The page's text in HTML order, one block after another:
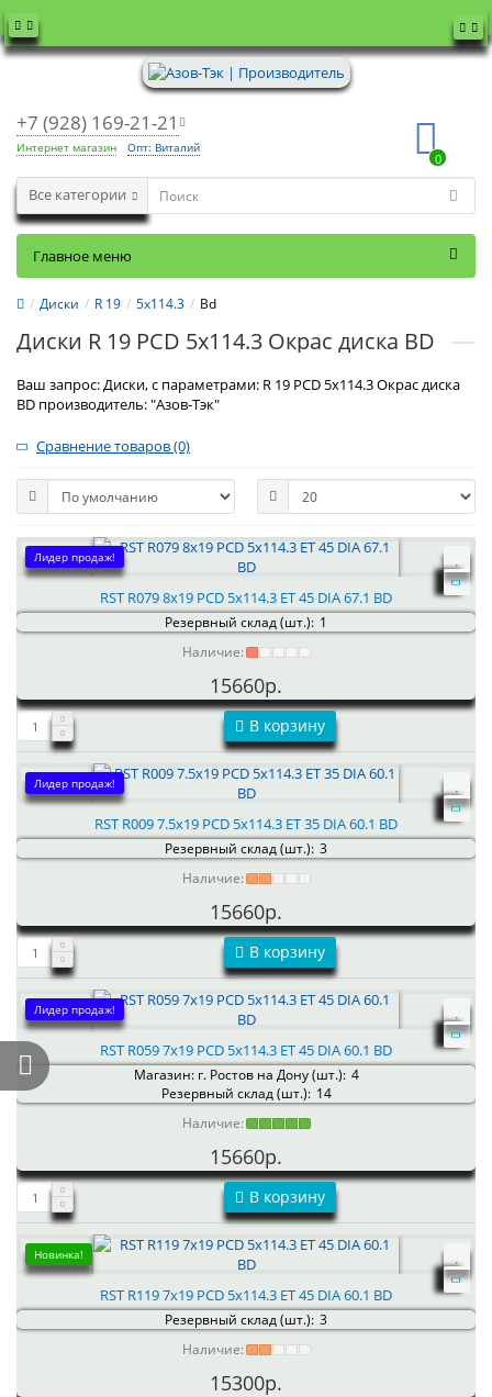
+7 (928) 169-21-21
Интернет магазин Опт: Виталий
0
Все категории
Главное меню
Диски R 19 5x114.3 Bd
Диски R 19 PCD 5x114.3 Окрас диска BD
Ваш запрос: Диски, с параметрами: R 19 PCD 5x114.3 Окрас диска
BD производитель: "Азов-Тэк"
Сравнение товаров (0)
Лидер продаж!
RST R079 8x19 PCD 5x114.3 ET 45 DIA 67.1 BD
Резервный склад (шт.): 1
Наличие:
15660р.
В корзину
Лидер продаж!
RST R009 7.5x19 PCD 5x114.3 ET 35 DIA 60.1 BD
Резервный склад (шт.): 3
Наличие:
15660р.
В корзину
Лидер продаж!
RST R059 7x19 PCD 5x114.3 ET 45 DIA 60.1 BD
Магазин: г. Ростов на Дону (шт.): 4
Резервный склад (шт.): 14
Наличие:
15660р.
В корзину
Новинка!
RST R119 7x19 PCD 5x114.3 ET 45 DIA 60.1 BD
Резервный склад (шт.): 3
Наличие:
15300р.